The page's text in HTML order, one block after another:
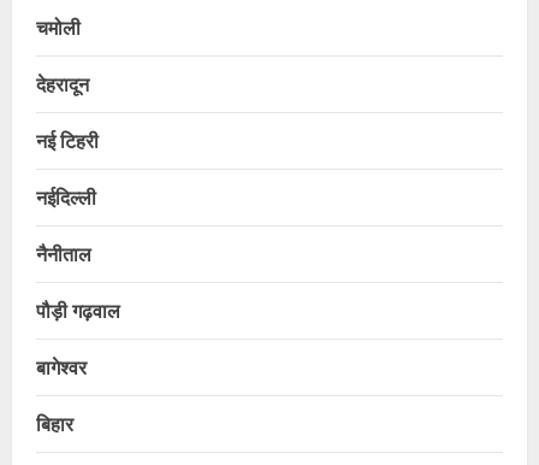
चमोली
देहरादून
नई टिहरी
नईदिल्ली
नैनीताल
पौड़ी गढ़वाल
बागेश्वर
बिहार